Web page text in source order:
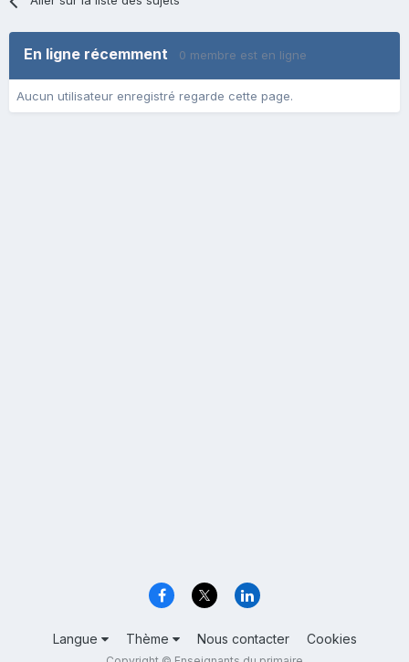
En ligne récemment 0 membre est en ligne
Aucun utilisateur enregistré regarde cette page.
Langue Thème Nous contacter Cookies